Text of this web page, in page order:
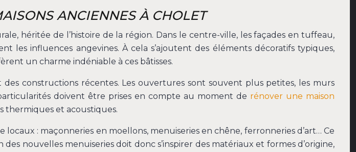
ANCIENNES À CHOLET
héritée de l’histoire de la région. Dans le centre-ville, les façades en tuffeau,
les influences angevines. À cela s’ajoutent des éléments décoratifs typiques,
un charme indéniable à ces bâtisses.
constructions récentes. Les ouvertures sont souvent plus petites, les murs
doivent être prises en compte au moment de rénover une maison
thermiques et acoustiques.
locaux : maçonneries en moellons, menuiseries en chêne, ferronneries d’art… Ce
nouvelles menuiseries doit donc s’inspirer des matériaux et formes d’origine,